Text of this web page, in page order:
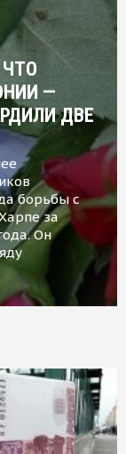
—
ДВЕ
борьбы с
за
Он